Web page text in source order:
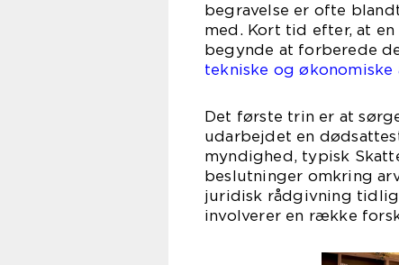
begravelse er ofte
med. Kort tid efter, at
begynde at forberede
tekniske og
Det første trin er at
udarbejdet en
myndighed, typisk
beslutninger omkring
juridisk rådgivning
involverer en række